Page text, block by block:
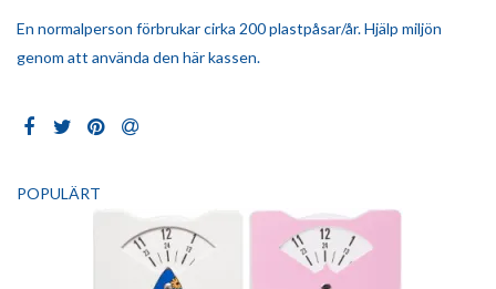
En normalperson förbrukar cirka 200 plastpåsar/år. Hjälp miljön
genom att använda den här kassen.
POPULÄRT